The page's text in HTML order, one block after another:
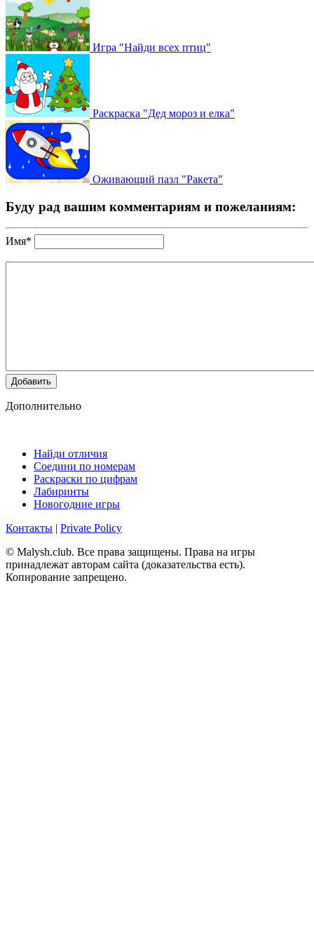
Игра "Найди всех птиц"
Раскраска "Дед мороз и елка"
Оживающий пазл "Ракета"
Буду рад вашим комментариям и пожеланиям:
Имя*
Добавить
Дополнительно
Найди отличия
Соедини по номерам
Раскраски по цифрам
Лабиринты
Новогодние игры
Контакты | Private Policy
© Malysh.club. Все права защищены. Права на игры
принадлежат авторам сайта (доказательства есть).
Копирование запрещено.